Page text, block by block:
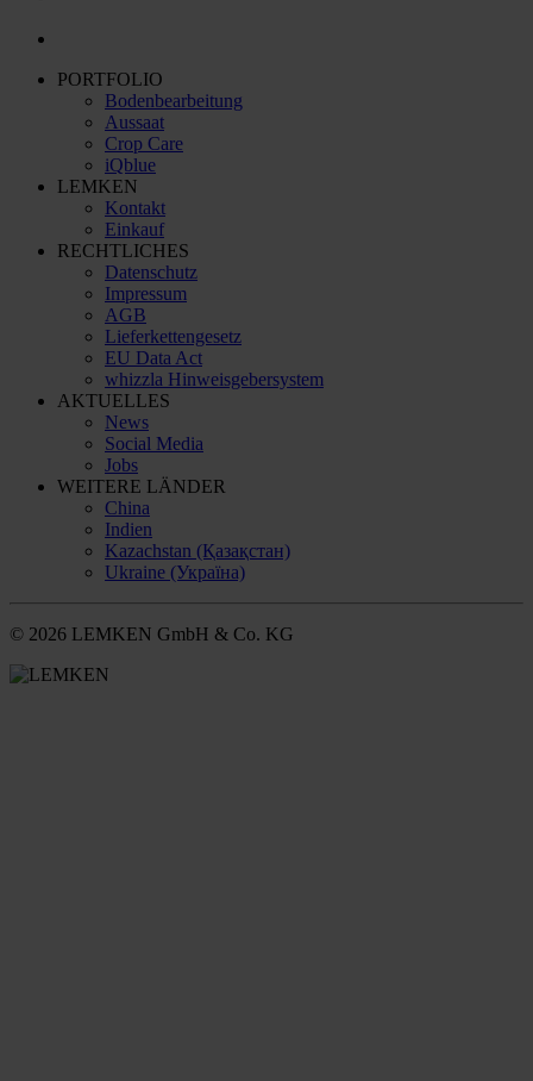
PORTFOLIO
Bodenbearbeitung
Aussaat
Crop Care
iQblue
LEMKEN
Kontakt
Einkauf
RECHTLICHES
Datenschutz
Impressum
AGB
Lieferkettengesetz
EU Data Act
whizzla Hinweisgebersystem
AKTUELLES
News
Social Media
Jobs
WEITERE LÄNDER
China
Indien
Kazachstan (Қазақстан)
Ukraine (Україна)
© 2026 LEMKEN GmbH & Co. KG